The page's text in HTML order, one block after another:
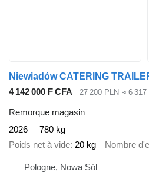
4 142 000 F CFA 27 200 PLN ≈ 6 317
Remorque magasin
2026
780 kg
Poids net à vide 20 kg Nombre
Pologne, Nowa Sól